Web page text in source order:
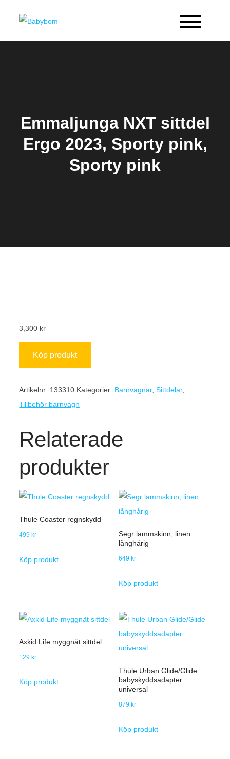
Emmaljunga NXT sittdel
Ergo 2023, Sporty pink,
Sporty pink
3,300 kr
Köp produkt
Artikelnr: 133310 Kategorier: Barnvagnar,Sittdelar,
Tillbehör barnvagn
Relaterade
produkter
Thule Coaster regnskydd
499 kr
Köp produkt
Segr lammskinn, linen
långhårig
649 kr
Köp produkt
Axkid Life myggnät sittdel
129kr
Köp produkt
Thule Urban Glide/Glide
babyskyddsadapter
universal
879kr
Köp produkt